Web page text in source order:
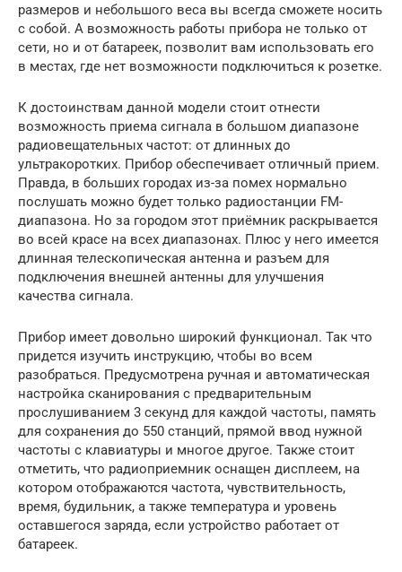
размеров и небольшого веса вы всегда сможете носить
с собой. А возможность работы прибора не только от
сети, но и от батареек, позволит вам использовать его
в местах, где нет возможности подключиться к розетке.
К достоинствам данной модели стоит отнести
возможность приема сигнала в большом диапазоне
радиовещательных частот: от длинных до
ультракоротких. Прибор обеспечивает отличный прием.
Правда, в больших городах из-за помех нормально
послушать можно будет только радиостанции FM-
диапазона. Но за городом этот приёмник раскрывается
во всей красе на всех диапазонах. Плюс у него имеется
длинная телескопическая антенна и разъем для
подключения внешней антенны для улучшения
качества сигнала.
Прибор имеет довольно широкий функционал. Так что
придется изучить инструкцию, чтобы во всем
разобраться. Предусмотрена ручная и автоматическая
настройка сканирования с предварительным
прослушиванием 3 секунд для каждой частоты, память
для сохранения до 550 станций, прямой ввод нужной
частоты с клавиатуры и многое другое. Также стоит
отметить, что радиоприемник оснащен дисплеем, на
котором отображаются частота, чувствительность,
время, будильник, а также температура и уровень
оставшегося заряда, если устройство работает от
батареек.